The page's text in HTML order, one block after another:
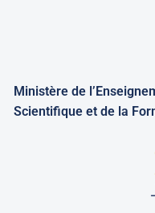
Ministère de
Scientifique et de la